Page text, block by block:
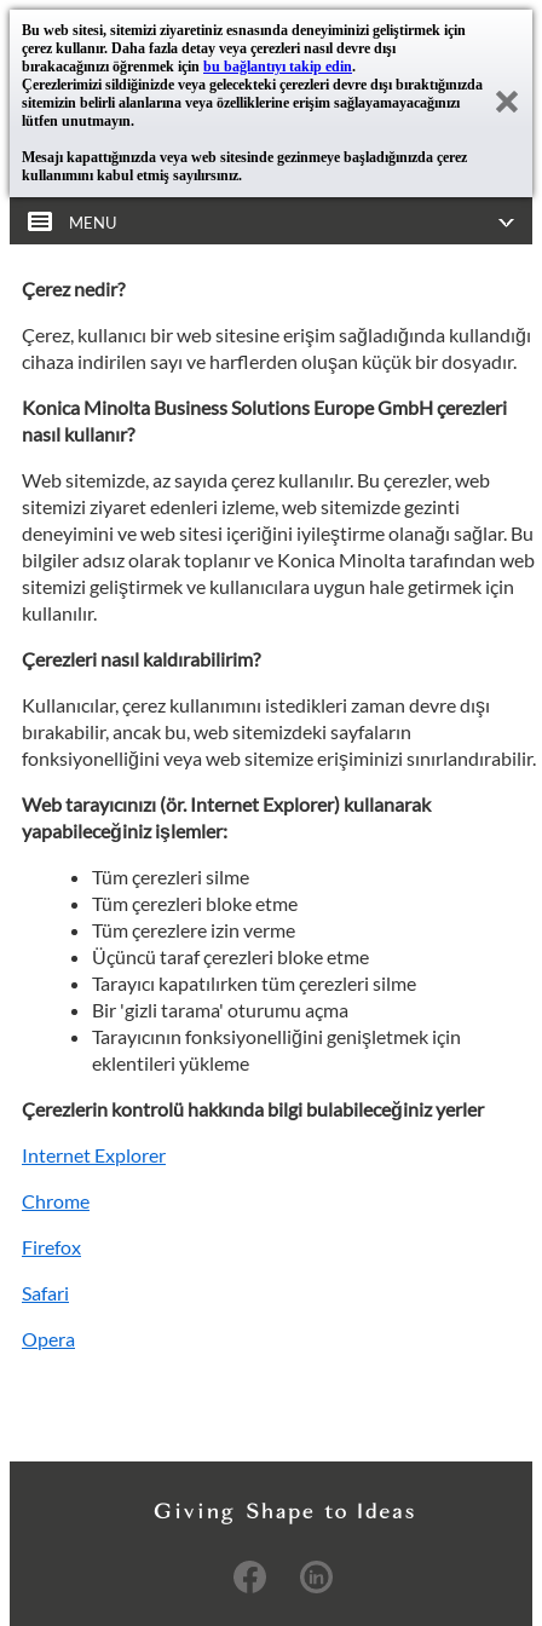
Bu web sitesi, sitemizi ziyaretiniz esnasında deneyiminizi geliştirmek için
çerez kullanır. Daha fazla detay veya çerezleri nasıl devre dışı
bırakacağınızı öğrenmek için bu bağlantıyı takip edin.
Çerezlerimizi sildiğinizde veya gelecekteki çerezleri devre dışı bıraktığınızda
sitemizin belirli alanlarına veya özelliklerine erişim sağlayamayacağınızı
lütfen unutmayın.
Mesajı kapattığınızda veya web sitesinde gezinmeye başladığınızda çerez
kullanımını kabul etmiş sayılırsınız.
MENU
Çerez nedir?
Çerez, kullanıcı bir web sitesine erişim sağladığında kullandığı
cihaza indirilen sayı ve harflerden oluşan küçük bir dosyadır.
Konica Minolta Business Solutions Europe GmbH çerezleri
nasıl kullanır?
Web sitemizde, az sayıda çerez kullanılır. Bu çerezler, web
sitemizi ziyaret edenleri izleme, web sitemizde gezinti
deneyimini ve web sitesi içeriğini iyileştirme olanağı sağlar. Bu
bilgiler adsız olarak toplanır ve Konica Minolta tarafından web
sitemizi geliştirmek ve kullanıcılara uygun hale getirmek için
kullanılır.
Çerezleri nasıl kaldırabilirim?
Kullanıcılar, çerez kullanımını istedikleri zaman devre dışı
bırakabilir, ancak bu, web sitemizdeki sayfaların
fonksiyonelliğini veya web sitemize erişiminizi sınırlandırabilir.
Web tarayıcınızı (ör. Internet Explorer) kullanarak
yapabileceğiniz işlemler:
Tüm çerezleri silme
Tüm çerezleri bloke etme
Tüm çerezlere izin verme
Üçüncü taraf çerezleri bloke etme
Tarayıcı kapatılırken tüm çerezleri silme
Bir 'gizli tarama' oturumu açma
Tarayıcının fonksiyonelliğini genişletmek için
eklentileri yükleme
Çerezlerin kontrolü hakkında bilgi bulabileceğiniz yerler
Internet Explorer
Chrome
Firefox
Safari
Opera